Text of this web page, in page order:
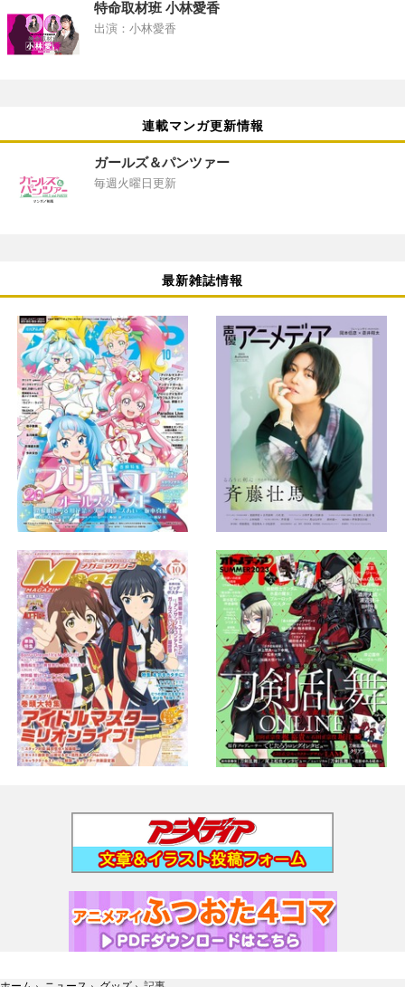
特命取材班 小林愛香
出演：小林愛香
連載マンガ更新情報
ガールズ＆パンツァー
毎週火曜日更新
最新雑誌情報